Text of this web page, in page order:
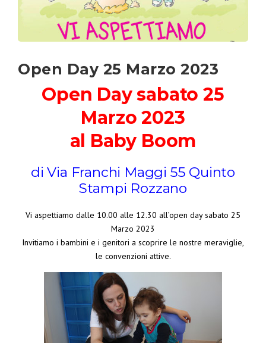
Open Day 25 Marzo 2023
Open Day sabato 25
Marzo 2023
al Baby Boom
di Via Franchi Maggi 55 Quinto
Stampi Rozzano
Vi aspettiamo dalle 10.00 alle 12.30 all’open day sabato 25
Marzo 2023
Invitiamo i bambini e i genitori a scoprire le nostre meraviglie,
le convenzioni attive.